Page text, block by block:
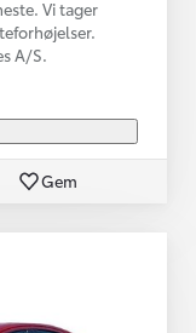
Vi tager
A/S.
Gem